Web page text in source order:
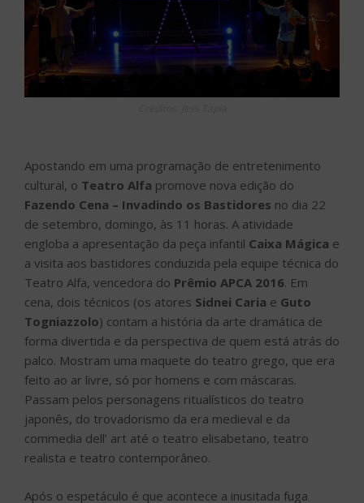
Apostando em uma programação de entretenimento
cultural, o
Teatro Alfa
promove nova edição do
Fazendo Cena – Invadindo os Bastidores
no dia 22
de setembro, domingo, às 11 horas. A atividade
engloba a apresentação da peça infantil
Caixa Mágica
Togniazzolo) contam a história da arte dramática de
forma divertida e da perspectiva de quem está atrás do
palco. Mostram uma maquete do teatro grego, que era
feito ao ar livre, só por homens e com máscaras.
Passam pelos personagens ritualísticos do teatro
japonês, do trovadorismo da era medieval e da
commedia dell’ art até o teatro elisabetano, teatro
realista e teatro contemporâneo.
Após o espetáculo é que acontece a inusitada fuga
pelos bastidores, numa espécie de expedição –
conduzida por profissionais da equipe técnica do Teatro
Alfa – que passa pelos camarins, coxias, por baixo do
palco e fosso da orquestra. Os técnicos mostram o
funcionamento do equipamento de som, da iluminação e
da máquina cênica. Explicam, por exemplo, a diferença
boca de cena, urdimento, adereços e cenografia, entre